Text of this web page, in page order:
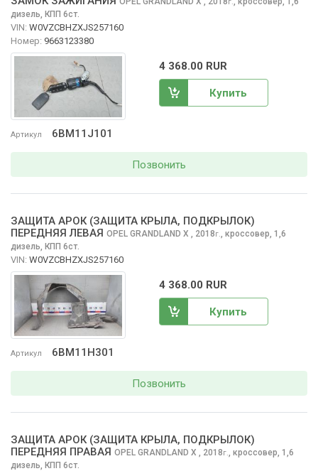
Артикул 6BM11J101
дизель, КПП 6ст.
VIN: W0VZCBHZXJS257160
Номер: 9663123380
4 368.00 RUR
Купить
Позвонить
Артикул 6BM11H301
ЗАЩИТА АРОК (ЗАЩИТА КРЫЛА, ПОДКРЫЛОК)
ПЕРЕДНЯЯ ЛЕВАЯ OPEL GRANDLAND X , 2018г. кроссовер, 1,6
дизель, КПП 6ст.
VIN: W0VZCBHZXJS257160
4 368.00 RUR
Купить
Позвонить
ЗАЩИТА АРОК (ЗАЩИТА КРЫЛА, ПОДКРЫЛОК)
ПЕРЕДНЯЯ ПРАВАЯ OPEL GRANDLAND X , 2018г. кроссовер, 1,6
дизель, КПП 6ст.